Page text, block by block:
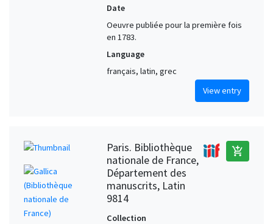
Date
Oeuvre publiée pour la première fois
en 1783.
Language
français, latin, grec
View entry
Paris. Bibliothèque
nationale de France,
Département des
manuscrits, Latin
9814
add_shopping_cart
Collection